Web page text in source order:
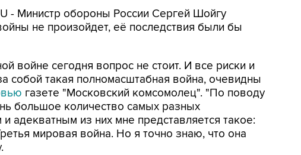
- Министр обороны России Сергей Шойгу
не произойдет, её последствия были бы
войне сегодня вопрос не стоит. И все риски и
собой такая полномасштабная война, очевидны
газете "Московский комсомолец". "По поводу
большое количество самых разных
адекватным из них мне представляется такое:
мировая война. Но я точно знаю, что она